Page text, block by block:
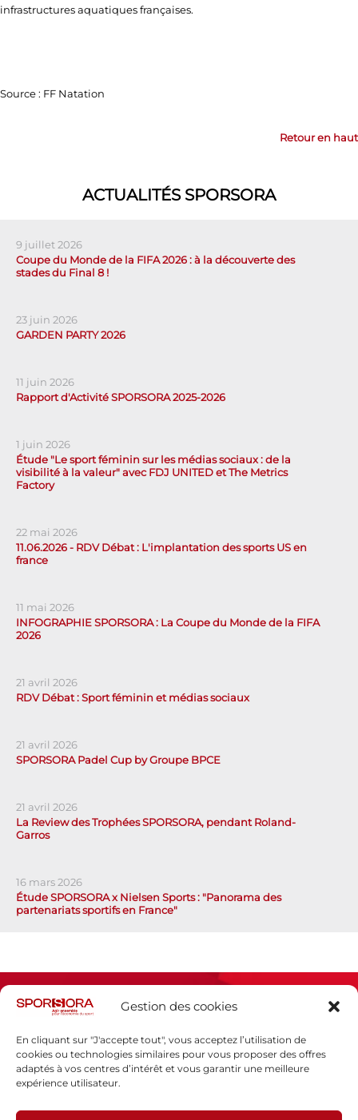
Gestion des cookies
En cliquant sur "J'accepte tout", vous acceptez l’utilisation de
cookies ou technologies similaires pour vous proposer des offres
adaptés à vos centres d’intérêt et vous garantir une meilleure
expérience utilisateur.
infrastructures aquatiques françaises.
Source : FF Natation
Retour en haut
ACTUALITÉS SPORSORA
9 juillet 2026
Coupe du Monde de la FIFA 2026 : à la découverte des
stades du Final 8 !
23 juin 2026
GARDEN PARTY 2026
11 juin 2026
Rapport d'Activité SPORSORA 2025-2026
1 juin 2026
Étude "Le sport féminin sur les médias sociaux : de la
visibilité à la valeur" avec FDJ UNITED et The Metrics
Factory
22 mai 2026
11.06.2026 - RDV Débat : L'implantation des sports US en
france
11 mai 2026
INFOGRAPHIE SPORSORA : La Coupe du Monde de la FIFA
2026
21 avril 2026
RDV Débat : Sport féminin et médias sociaux
21 avril 2026
SPORSORA Padel Cup by Groupe BPCE
21 avril 2026
La Review des Trophées SPORSORA, pendant Roland-
Garros
16 mars 2026
Étude SPORSORA x Nielsen Sports : "Panorama des
partenariats sportifs en France"
Espace presse
Politique de confidentialité